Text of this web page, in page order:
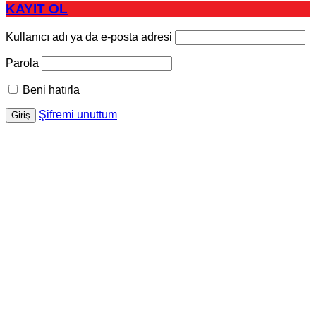
KAYIT OL
Kullanıcı adı ya da e-posta adresi
Parola
Beni hatırla
Şifremi unuttum